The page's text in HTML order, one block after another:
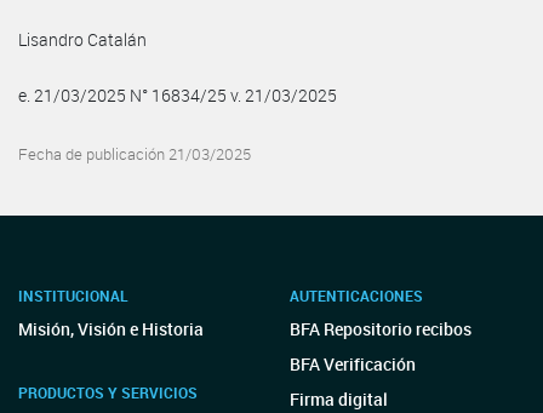
Lisandro Catalán
e. 21/03/2025 N° 16834/25 v. 21/03/2025
Fecha de publicación 21/03/2025
INSTITUCIONAL
Misión, Visión e Historia
PRODUCTOS Y SERVICIOS
AUTENTICACIONES
BFA Repositorio recibos
BFA Verificación
Firma digital